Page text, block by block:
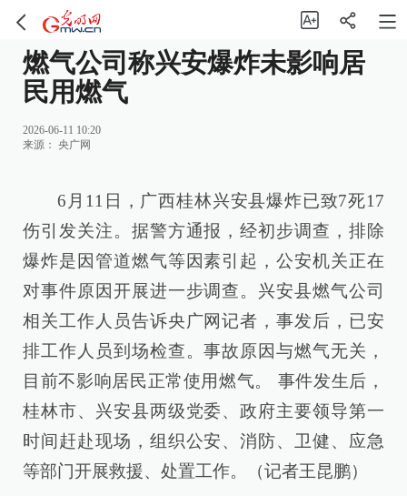
燃气公司称兴安爆炸未影响居
民用燃气
2026-06-11 10:20
来源： 央广网
6月11日，广西桂林兴安县爆炸已致7死17
伤引发关注。据警方通报，经初步调查，排除
爆炸是因管道燃气等因素引起，公安机关正在
对事件原因开展进一步调查。兴安县燃气公司
相关工作人员告诉央广网记者，事发后，已安
排工作人员到场检查。事故原因与燃气无关，
目前不影响居民正常使用燃气。 事件发生后，
桂林市、兴安县两级党委、政府主要领导第一
时间赶赴现场，组织公安、消防、卫健、应急
等部门开展救援、处置工作。（记者王昆鹏）